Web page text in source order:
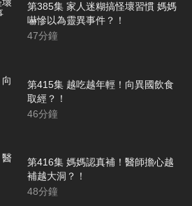
第385集 家人迷糊搞怪壞習慣 媽媽
嚇慘以為靈異事件？！
47分鐘
第415集 越吃越年輕！向異國飲食
取經？！
46分鐘
第416集 媽媽認真補！醫師擔心越
補越大洞？！
48分鐘